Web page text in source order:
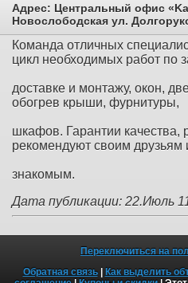
Адрес: Центральный офис
Новослободская ул.
Команда отличных
цикл необходимых работ по
доставке и монтажу, окон,
обогрев крыши, фурнитуры,
шкафов. Гарантии качества,
рекомендуют своим друзьям
знакомым.
Дата публикации: 22.Июль
Переключиться на
Обратная связь| Как выделить